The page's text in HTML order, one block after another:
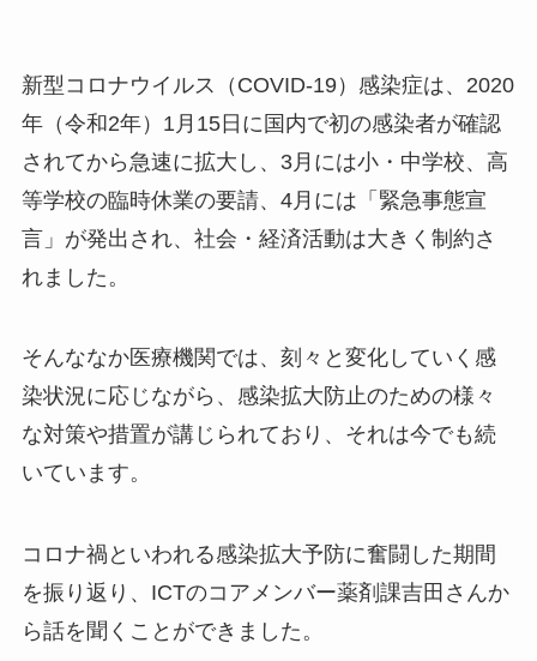
新型コロナウイルス（COVID-19）感染症は、2020
年（令和2年）1月15日に国内で初の感染者が確認
されてから急速に拡大し、3月には小・中学校、高
等学校の臨時休業の要請、4月には「緊急事態宣
言」が発出され、社会・経済活動は大きく制約さ
れました。
そんななか医療機関では、刻々と変化していく感
染状況に応じながら、感染拡大防止のための様々
な対策や措置が講じられており、それは今でも続
いています。
コロナ禍といわれる感染拡大予防に奮闘した期間
を振り返り、ICTのコアメンバー薬剤課吉田さんか
ら話を聞くことができました。